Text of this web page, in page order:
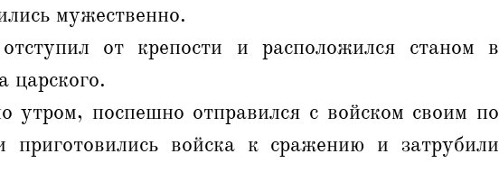
мужественно.
от крепости и расположился станом в
царского.
утром, поспешно отправился с войском своим по
приготовились войска к сражению и затрубили